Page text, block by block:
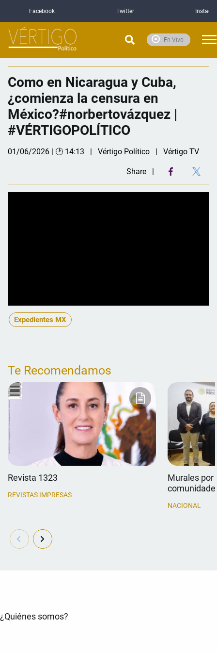
Facebook Twitter
En Vivo
Como en Nicaragua y Cuba,
¿comienza la censura en
México?#norbertovázquez |
#VÉRTIGOPOLÍTICO
01/06/2026 | 🕑 14:13 Vértigo Político Vértigo TV
Share
Expedientes MX
Te Recomendamos
Revista 1323
REVISTAS IMPRESAS
Murales por
NACIONAL
¿Quiénes somos?